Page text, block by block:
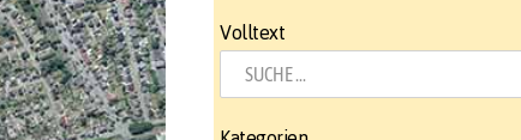
Volltext